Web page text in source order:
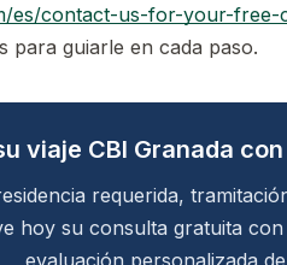
es/contact-us-for-your-free-
para guiarle en cada paso.
viaje CBI Granada
requerida,
hoy su consulta gratuita
evaluación personalizada